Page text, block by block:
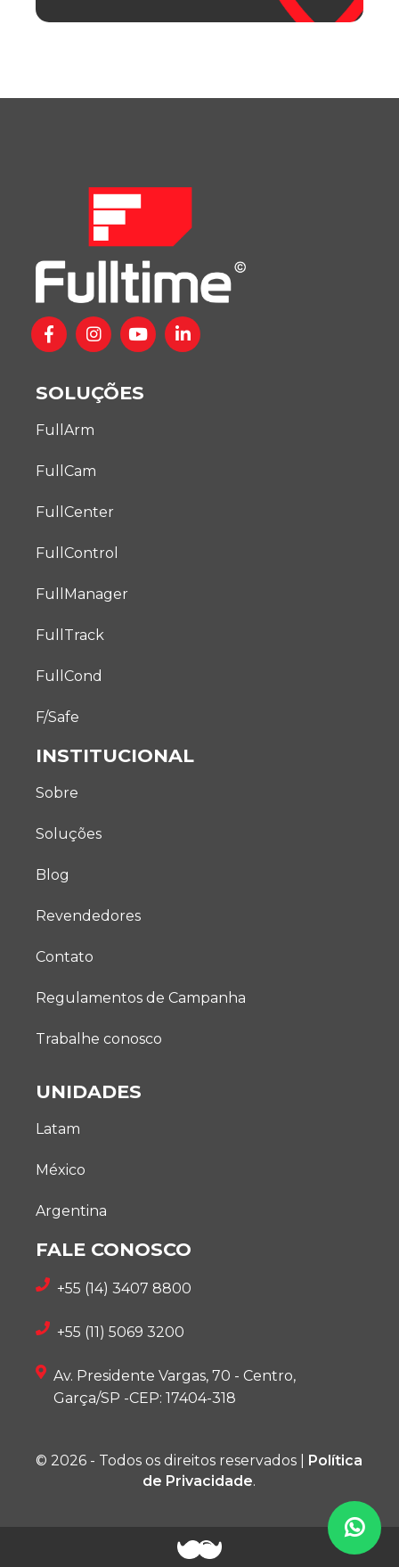
SOLUÇÕES
FullArm
FullCam
FullCenter
FullControl
FullManager
FullTrack
FullCond
F/Safe
INSTITUCIONAL
Sobre
Soluções
Blog
Revendedores
Contato
Regulamentos de Campanha
Trabalhe conosco
UNIDADES
Latam
México
Argentina
FALE CONOSCO
+55 (14) 3407 8800
+55 (11) 5069 3200
Av. Presidente Vargas, 70 - Centro,
Garça/SP -CEP: 17404-318
© 2026 - Todos os direitos reservados |
Política
de Privacidade.